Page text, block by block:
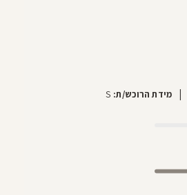
מידת הרוכש/ת: S